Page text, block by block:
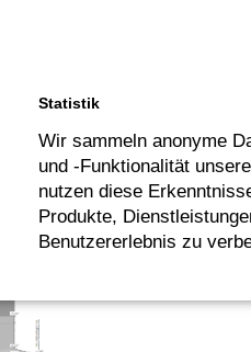
Statistik
Wir sammeln anonyme
und -Funktionalität
nutzen diese
Produkte,
Benutzererlebnis zu